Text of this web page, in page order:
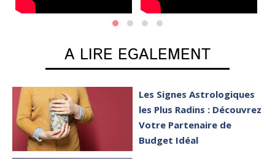
A LIRE EGALEMENT
Les Signes Astrologiques
les Plus Radins : Découvrez
Votre Partenaire de
Budget Idéal